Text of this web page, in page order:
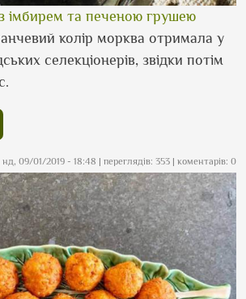
імбирем та печеною грушею
колір морква отримала у
селекціонерів, звідки потім
нд, 09/01/2019 - 18:48 | переглядів: 353 | коментарів: 0